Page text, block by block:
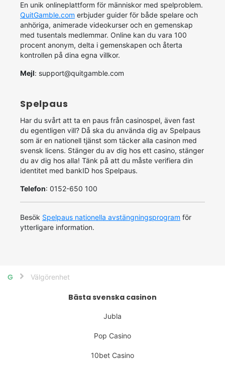
En unik onlineplattform för människor med spelproblem.
QuitGamble.com erbjuder guider för både spelare och
anhöriga, animerade videokurser och en gemenskap
med tusentals medlemmar. Online kan du vara 100
procent anonym, delta i gemenskapen och återta
kontrollen på dina egna villkor.
Mejl: support@quitgamble.com
Spelpaus
Har du svårt att ta en paus från casinospel, även fast
du egentligen vill? Då ska du använda dig av Spelpaus
som är en nationell tjänst som täcker alla casinon med
svensk licens. Stänger du av dig hos ett casino, stänger
du av dig hos alla! Tänk på att du måste verifiera din
identitet med bankID hos Spelpaus.
Telefon: 0152-650 100
Besök Spelpaus nationella avstängningsprogram för
ytterligare information.
HomeVälgörenhet
Bästa svenska casinon
Jubla
Pop Casino
10bet Casino